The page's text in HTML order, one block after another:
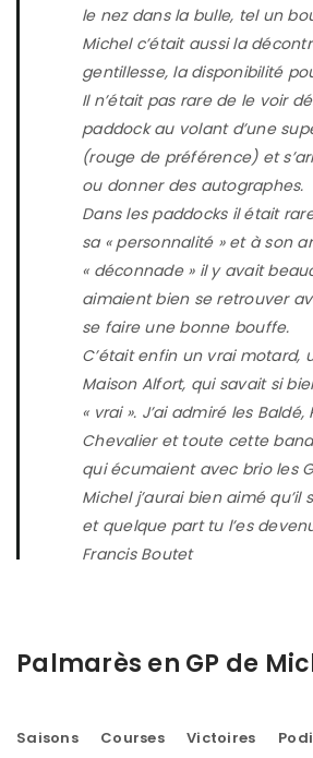
le nez dans la bulle, tel un
Michel c’était aussi la
gentillesse, la disponibilité
Il n’était pas rare de le voir
paddock au volant d’une
(rouge de préférence) et
ou donner des autographes.
Dans les paddocks il était
sa « personnalité » et à son
« déconnade » il y avait
aimaient bien se retrouver
se faire une bonne bouffe.
C’était enfin un vrai motard,
Maison Alfort, qui savait si
« vrai ». J’ai admiré les Baldé,
Chevalier et toute cette
qui écumaient avec brio les
Michel j’aurai bien aimé
et quelque part tu l’es
Francis Boutet
Palmarès en GP de
Saisons Courses Victoires